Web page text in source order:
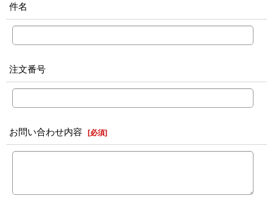
件名
注文番号
お問い合わせ内容 [必須]